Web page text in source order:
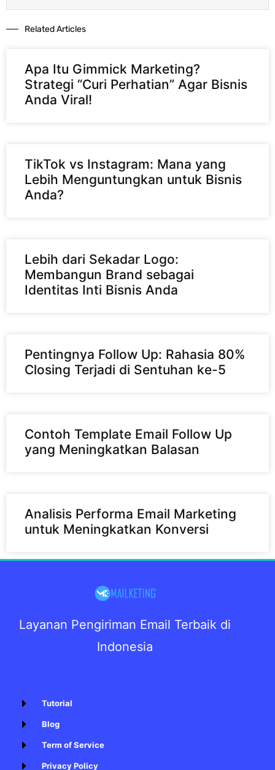
Related Articles​
Apa Itu Gimmick Marketing?
Strategi “Curi Perhatian” Agar Bisnis
Anda Viral!
TikTok vs Instagram: Mana yang
Lebih Menguntungkan untuk Bisnis
Anda?
Lebih dari Sekadar Logo:
Membangun Brand sebagai
Identitas Inti Bisnis Anda
Pentingnya Follow Up: Rahasia 80%
Closing Terjadi di Sentuhan ke-5
Contoh Template Email Follow Up
yang Meningkatkan Balasan
Analisis Performa Email Marketing
untuk Meningkatkan Konversi
Layanan Pengiriman Email Terbaik di
Indonesia
Tutorial
Blog
Term of Service
Privacy Policy